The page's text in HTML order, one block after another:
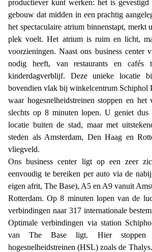
productiever kunt werken: het is
gebouw dat midden in een prachtig
het spectaculaire atrium binnenstapt, merkt
plek voelt. Het atrium is ruim en licht,
voorzieningen. Naast ons business center
nodig heeft, van restaurants en cafés
kinderdagverblijf. Deze unieke locatie
bovendien vlak bij winkelcentrum Schiphol
waar hogesnelheidstreinen stoppen en
slechts op 8 minuten lopen. U geniet dus
locatie buiten de stad, maar met
steden als Amsterdam, Den Haag en
vliegveld.
Ons business center ligt op een zeer
eenvoudig te bereiken per auto via de
eigen afrit, The Base), A5 en A9 vanuit
Rotterdam. Op 8 minuten lopen van de
verbindingen naar 317 internationale
Optimale verbindingen via station
van The Base ligt. Hier stoppen
hogesnelheidstreinen (HSL) zoals de